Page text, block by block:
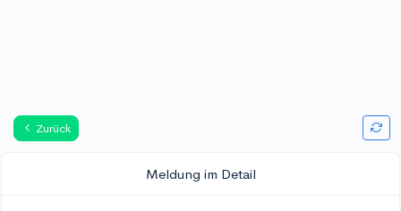
Zurück
Meldung im Detail